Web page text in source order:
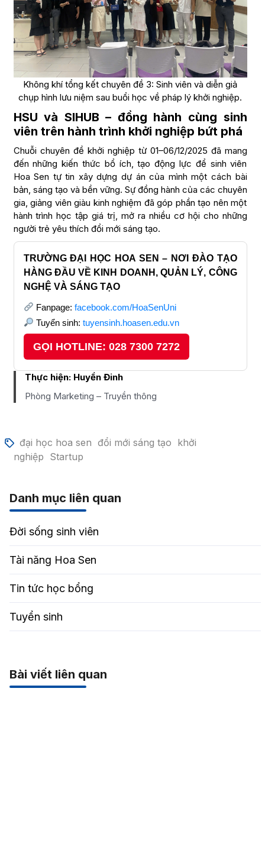
Không khí tổng kết chuyên đề 3: Sinh viên và diễn giả
chụp hình lưu niệm sau buổi học về pháp lý khởi nghiệp.
HSU và SIHUB – đồng hành cùng sinh
viên trên hành trình khởi nghiệp bứt phá
Chuỗi chuyên đề khởi nghiệp từ 01–06/12/2025 đã mang
đến những kiến thức bổ ích, tạo động lực để sinh viên
Hoa Sen tự tin xây dựng dự án của mình một cách bài
bản, sáng tạo và bền vững. Sự đồng hành của các chuyên
gia, giảng viên giàu kinh nghiệm đã góp phần tạo nên một
hành trình học tập giá trị, mở ra nhiều cơ hội cho những
người trẻ yêu thích đổi mới sáng tạo.
TRƯỜNG ĐẠI HỌC HOA SEN – NƠI ĐÀO TẠO
HÀNG ĐẦU VỀ KINH DOANH, QUẢN LÝ, CÔNG
NGHỆ VÀ SÁNG TẠO
Fanpage: facebook.com/HoaSenUni
Tuyển sinh: tuyensinh.hoasen.edu.vn
GỌI HOTLINE: 028 7300 7272
Thực hiện: Huyền Đinh
Phòng Marketing – Truyền thông
đại học hoa sen đổi mới sáng tạo khởi
nghiệp Startup
Danh mục liên quan
Đời sống sinh viên
Tài năng Hoa Sen
Tin tức học bổng
Tuyển sinh
Bài viết liên quan